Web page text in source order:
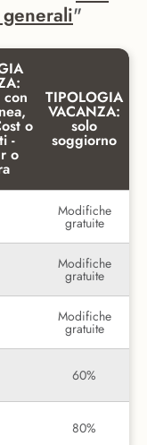
"
o
-
o
TIPOLOGIA
VACANZA:
solo
soggiorno
Modifiche
gratuite
Modifiche
gratuite
Modifiche
gratuite
60%
80%